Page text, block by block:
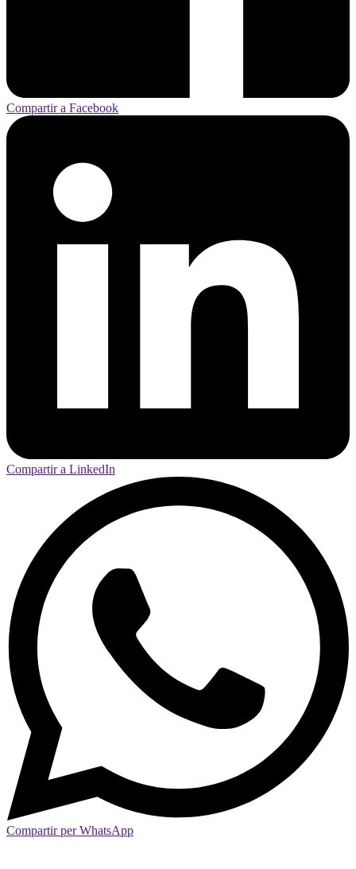
Compartir a Facebook
Compartir a LinkedIn
Compartir per WhatsApp